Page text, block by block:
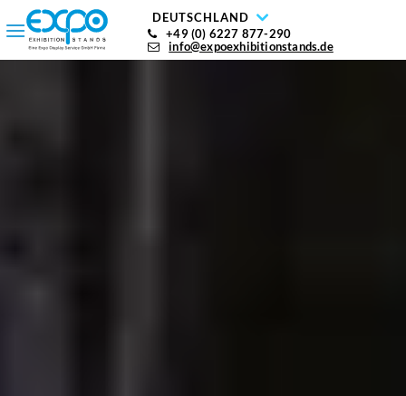
DEUTSCHLAND
+49 (0) 6227 877-290
info@expoexhibitionstands.de